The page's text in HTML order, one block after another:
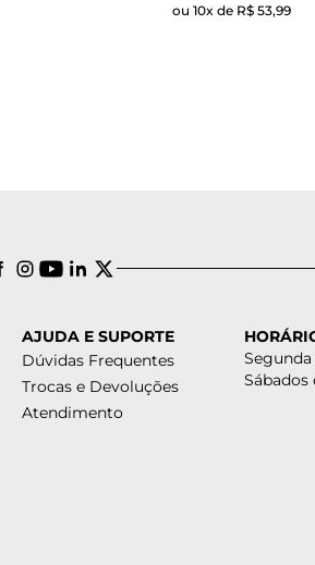
ou 10x de R$ 53,99
AJUDA E SUPORTE
Dúvidas Frequentes
Trocas e Devoluções
Atendimento
Segunda
Sábados